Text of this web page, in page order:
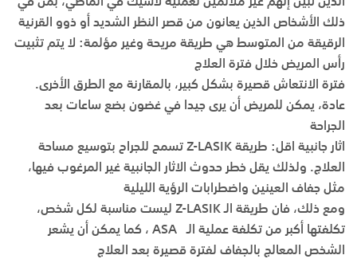
ذلك الأشخاص الذين يعانون من قصر النظر الشديد أو ذوو القرنية
الرقيقة من المتوسط هي طريقة مريحة وغير مؤلمة: لا يتم تثبيت
رأس المريض خلال فترة العلاج
فترة الانتعاش قصيرة بشكل كبير، بالمقارنة مع الطرق الأخرى.
عادة، يمكن للمريض أن يرى جيدا في غضون بضع ساعات بعد
الجراحة
اثار جانبية اقل: طريقة Z-LASIK تسمح للجراح بتوسيع مساحة
العلاج. ولذلك يقل خطر حدوث الاثار الجانبية غير المرغوب فيها،
مثل جفاف العينين واضطرابات الرؤية الليلية
ومع ذلك، فان طريقة الـ Z-LASIK ليست مناسبة لكل شخص،
تكلفتها أكبر من تكلفة عملية الـ ASA ، كما يمكن أن يشعر
الشخص المعالج بالجفاف لفترة قصيرة بعد العلاج